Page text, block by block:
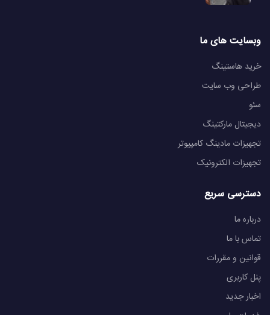
وبسایت های ما
خرید هاستینگ
طراحی وب سایت
سئو
دیجیتال مارکتینگ
تجهیزات مادینگ کامپیوتر
تجهیزات الکترونیک
دسترسی سریع
درباره ما
تماس با ما
قوانین و مقررات
پنل کاربری
اخبار جدید